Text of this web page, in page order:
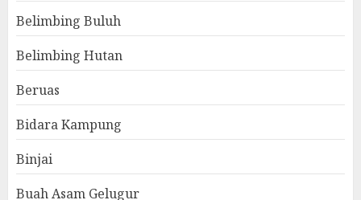
Belimbing Buluh
Belimbing Hutan
Beruas
Bidara Kampung
Binjai
Buah Asam Gelugur